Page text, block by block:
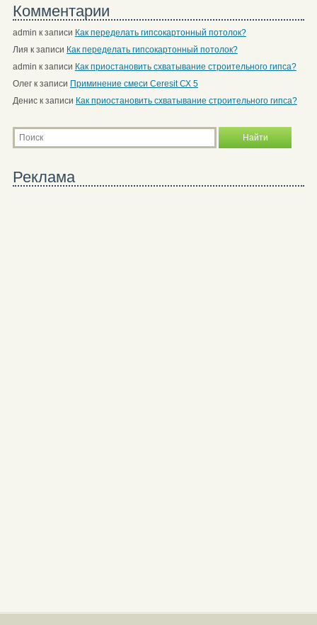
Комментарии
admin к записи Как переделать гипсокартонный потолок?
Лия к записи Как переделать гипсокартонный потолок?
admin к записи Как приостановить схватывание строительного гипса?
Олегк записи Приминение смеси Ceresit СХ 5
Дениск записи Как приостановить схватывание строительного гипса?
Реклама